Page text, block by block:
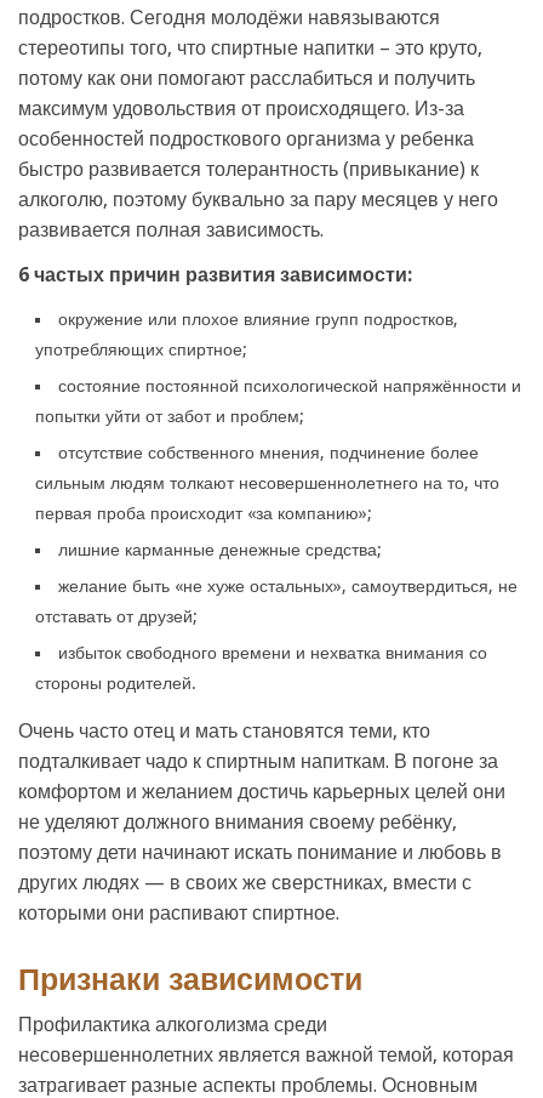
подростков. Сегодня молодёжи навязываются
стереотипы того, что спиртные напитки – это круто,
потому как они помогают расслабиться и получить
максимум удовольствия от происходящего. Из-за
особенностей подросткового организма у ребенка
быстро развивается толерантность (привыкание) к
алкоголю, поэтому буквально за пару месяцев у него
развивается полная зависимость.
6 частых причин развития зависимости:
окружение или плохое влияние групп подростков,
употребляющих спиртное;
состояние постоянной психологической напряжённости и
попытки уйти от забот и проблем;
отсутствие собственного мнения, подчинение более
сильным людям толкают несовершеннолетнего на то, что
первая проба происходит «за компанию»;
лишние карманные денежные средства;
желание быть «не хуже остальных», самоутвердиться, не
отставать от друзей;
избыток свободного времени и нехватка внимания со
стороны родителей.
Очень часто отец и мать становятся теми, кто
подталкивает чадо к спиртным напиткам. В погоне за
комфортом и желанием достичь карьерных целей они
не уделяют должного внимания своему ребёнку,
поэтому дети начинают искать понимание и любовь в
других людях — в своих же сверстниках, вмести с
которыми они распивают спиртное.
Признаки зависимости
Профилактика алкоголизма среди
несовершеннолетних является важной темой, которая
затрагивает разные аспекты проблемы. Основным